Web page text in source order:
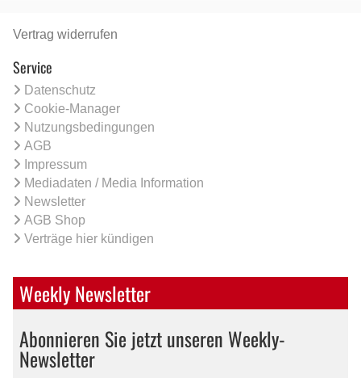
Vertrag widerrufen
Service
Datenschutz
Cookie-Manager
Nutzungsbedingungen
AGB
Impressum
Mediadaten / Media Information
Newsletter
AGB Shop
Verträge hier kündigen
Weekly Newsletter
Abonnieren Sie jetzt unseren Weekly-
Newsletter